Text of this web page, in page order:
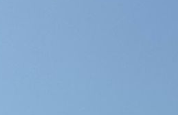
de kosten?